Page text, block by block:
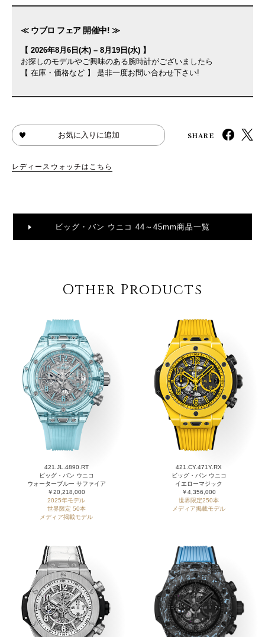
≪ ウブロ フェア 開催中! ≫
【 2026年8月6日(木) – 8月19日(水) 】
お探しのモデルやご興味のある腕時計がございましたら
【 在庫・価格など 】 是非一度お問い合わせ下さい!
お気に入りに追加 SHARE
レディースウォッチはこちら
ビッグ・バン ウニコ 44～45mm商品一覧
Other Products
421.JL.4890.RT
ビッグ・バン ウニコ
ウォーターブルー サファイア
￥20,218,000
2025年モデル
世界限定 50本
メディア掲載モデル
421.CY.471Y.RX
ビッグ・バン ウニコ
イエローマジック
￥4,356,000
世界限定250本
メディア掲載モデル